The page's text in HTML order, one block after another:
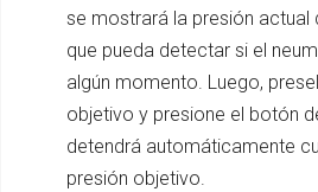
se mostrará la presión actual
que pueda detectar si el
algún momento. Luego,
objetivo y presione el botón
detendrá automáticamente
presión objetivo.